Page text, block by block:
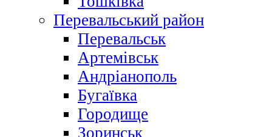
Перевальський район
Перевальськ
Артемівськ
Андріанополь
Бугаївка
Городище
Зоринськ